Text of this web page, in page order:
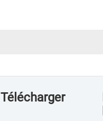
Télécharger